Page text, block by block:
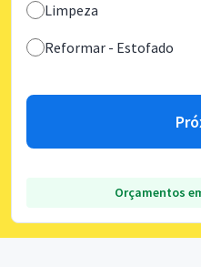
Limpeza
Reformar - Estofado
Orçamentos